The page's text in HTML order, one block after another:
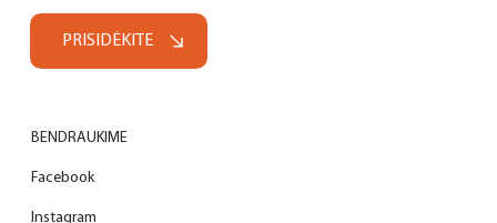
BENDRAUKIME
Facebook
Instagram
PRISIDĖKITE